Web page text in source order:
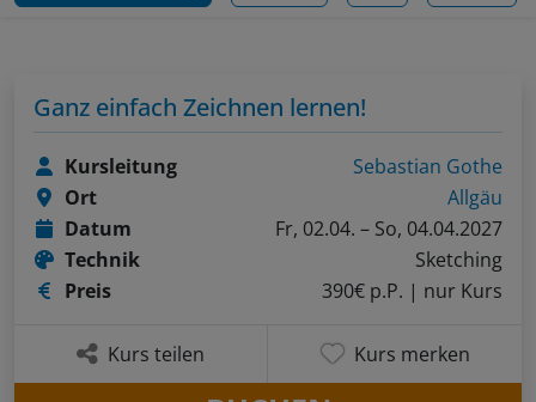
Ganz einfach Zeichnen lernen!
Kursleitung
Sebastian Gothe
Ort
Allgäu
Datum
Fr, 02.04. – So, 04.04.2027
Technik
Sketching
Preis
390€ p.P. | nur Kurs
Kurs teilen Kurs merken